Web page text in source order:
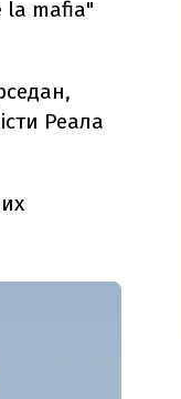
la mafia"
Реала